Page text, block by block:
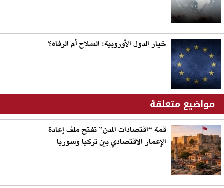
خيار الدول الأوروبية: السلاح أم الرفاه؟
مواضيع متعلقة
قمة “اقتصادات المدن” تفتح ملف إعادة
الإعمار الاقتصادي بين تركيا وسوريا